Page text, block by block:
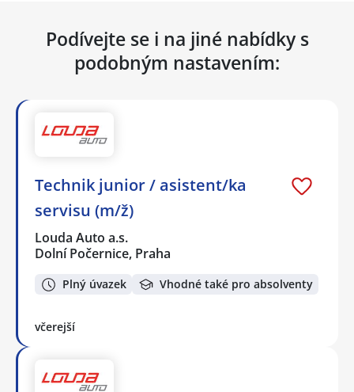
Podívejte se i na jiné nabídky s
podobným nastavením:
Technik junior / asistent/ka
servisu (m/ž)
Louda Auto a.s.
Dolní Počernice, Praha
Plný úvazek Vhodné také pro absolventy
včerejší